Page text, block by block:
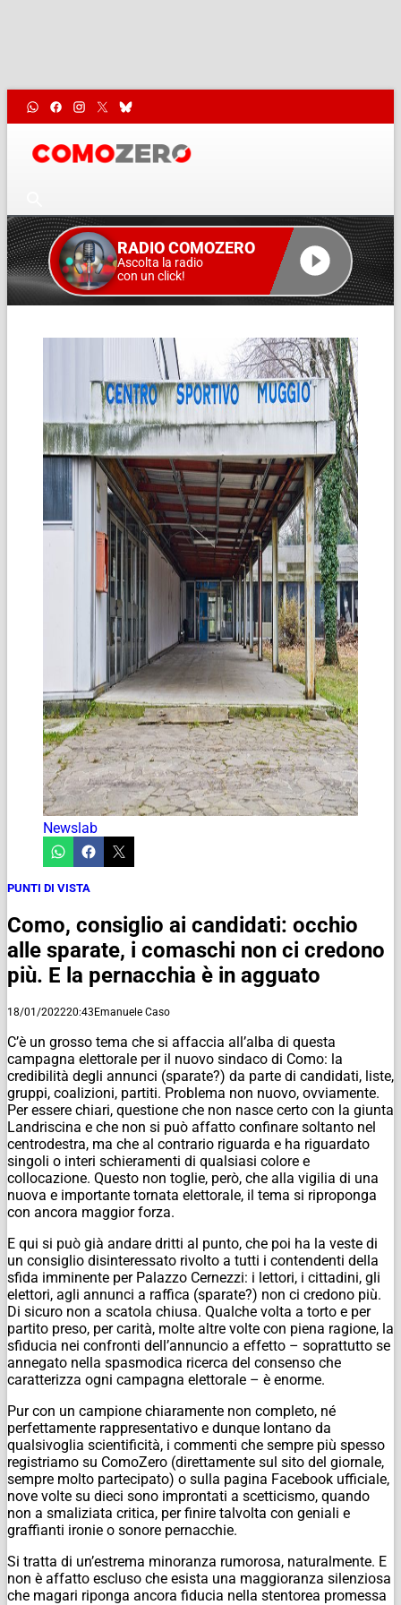
RADIO COMOZERO
Ascolta la radio
con un click!
Newslab
PUNTI DI VISTA
Como, consiglio ai candidati: occhio
alle sparate, i comaschi non ci credono
più. E la pernacchia è in agguato
18/01/202220:43Emanuele Caso
C’è un grosso tema che si affaccia all’alba di questa
campagna elettorale per il nuovo sindaco di Como: la
credibilità degli annunci (sparate?) da parte di candidati, liste,
gruppi, coalizioni, partiti. Problema non nuovo, ovviamente.
Per essere chiari, questione che non nasce certo con la giunta
Landriscina e che non si può affatto confinare soltanto nel
centrodestra, ma che al contrario riguarda e ha riguardato
singoli o interi schieramenti di qualsiasi colore e
collocazione. Questo non toglie, però, che alla vigilia di una
nuova e importante tornata elettorale, il tema si riproponga
con ancora maggior forza.
E qui si può già andare dritti al punto, che poi ha la veste di
un consiglio disinteressato rivolto a tutti i contendenti della
sfida imminente per Palazzo Cernezzi: i lettori, i cittadini, gli
elettori, agli annunci a raffica (sparate?) non ci credono più.
Di sicuro non a scatola chiusa. Qualche volta a torto e per
partito preso, per carità, molte altre volte con piena ragione, la
sfiducia nei confronti dell’annuncio a effetto – soprattutto se
annegato nella spasmodica ricerca del consenso che
caratterizza ogni campagna elettorale – è enorme.
Pur con un campione chiaramente non completo, né
perfettamente rappresentativo e dunque lontano da
qualsivoglia scientificità, i commenti che sempre più spesso
registriamo su ComoZero (direttamente sul sito del giornale,
sempre molto partecipato) o sulla pagina Facebook ufficiale,
nove volte su dieci sono improntati a scetticismo, quando
non a smaliziata critica, per finire talvolta con geniali e
graffianti ironie o sonore pernacchie.
Si tratta di un’estrema minoranza rumorosa, naturalmente. E
non è affatto escluso che esista una maggioranza silenziosa
che magari riponga ancora fiducia nella stentorea promessa